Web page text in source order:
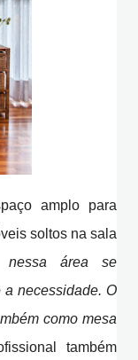
amplo para
soltos na sala
área se
a necessidade. O
como mesa
também